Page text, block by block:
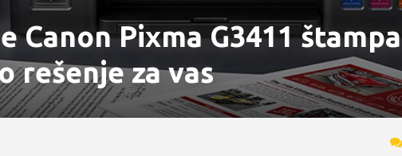
Pixma G3411
rešenje za vas